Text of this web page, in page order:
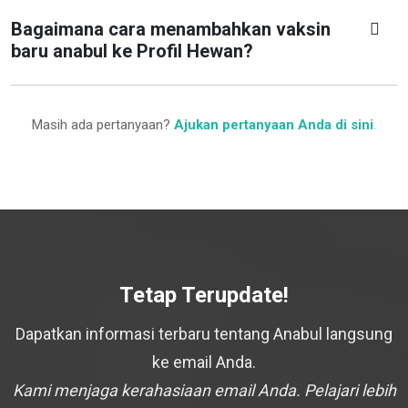
Bagaimana cara menambahkan vaksin
baru anabul ke Profil Hewan?
Masih ada pertanyaan? Ajukan pertanyaan Anda di sini.
Tetap Terupdate!
Dapatkan informasi terbaru tentang Anabul langsung
ke email Anda.
Kami menjaga kerahasiaan email Anda. Pelajari lebih